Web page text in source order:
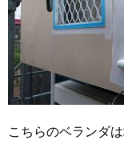
こちらのベランダ